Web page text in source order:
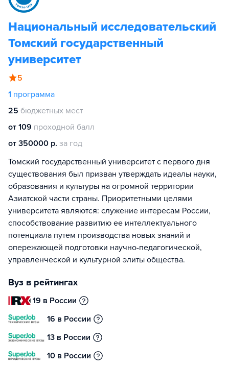
Национальный исследовательский
Томский государственный
университет
5
1 программа
25 бюджетных мест
от 109 проходной балл
от 350000 р. за год
Томский государственный университет с первого дня
существования был призван утверждать идеалы науки,
образования и культуры на огромной территории
Азиатской части страны. Приоритетными целями
университета являются: служение интересам России,
способствование развитию ее интеллектуального
потенциала путем производства новых знаний и
опережающей подготовки научно-педагогической,
управленческой и культурной элиты общества.
Вуз в рейтингах
19 в России
16 в России
13 в России
10 в России